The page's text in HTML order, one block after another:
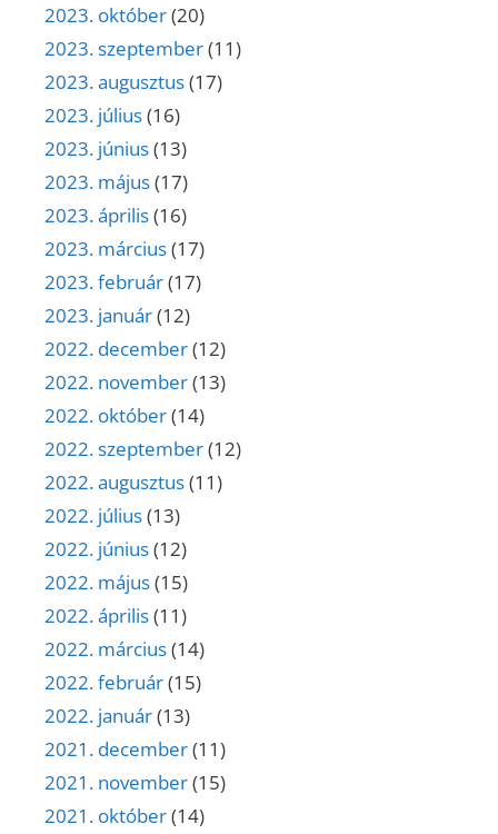
2023. október(20)
2023. szeptember(11)
2023. augusztus(17)
2023. július(16)
2023. június(13)
2023. május(17)
2023. április(16)
2023. március(17)
2023. február(17)
2023. január(12)
2022. december(12)
2022. november(13)
2022. október(14)
2022. szeptember(12)
2022. augusztus(11)
2022. július(13)
2022. június(12)
2022. május(15)
2022. április(11)
2022. március(14)
2022. február(15)
2022. január(13)
2021. december(11)
2021. november(15)
2021. október(14)